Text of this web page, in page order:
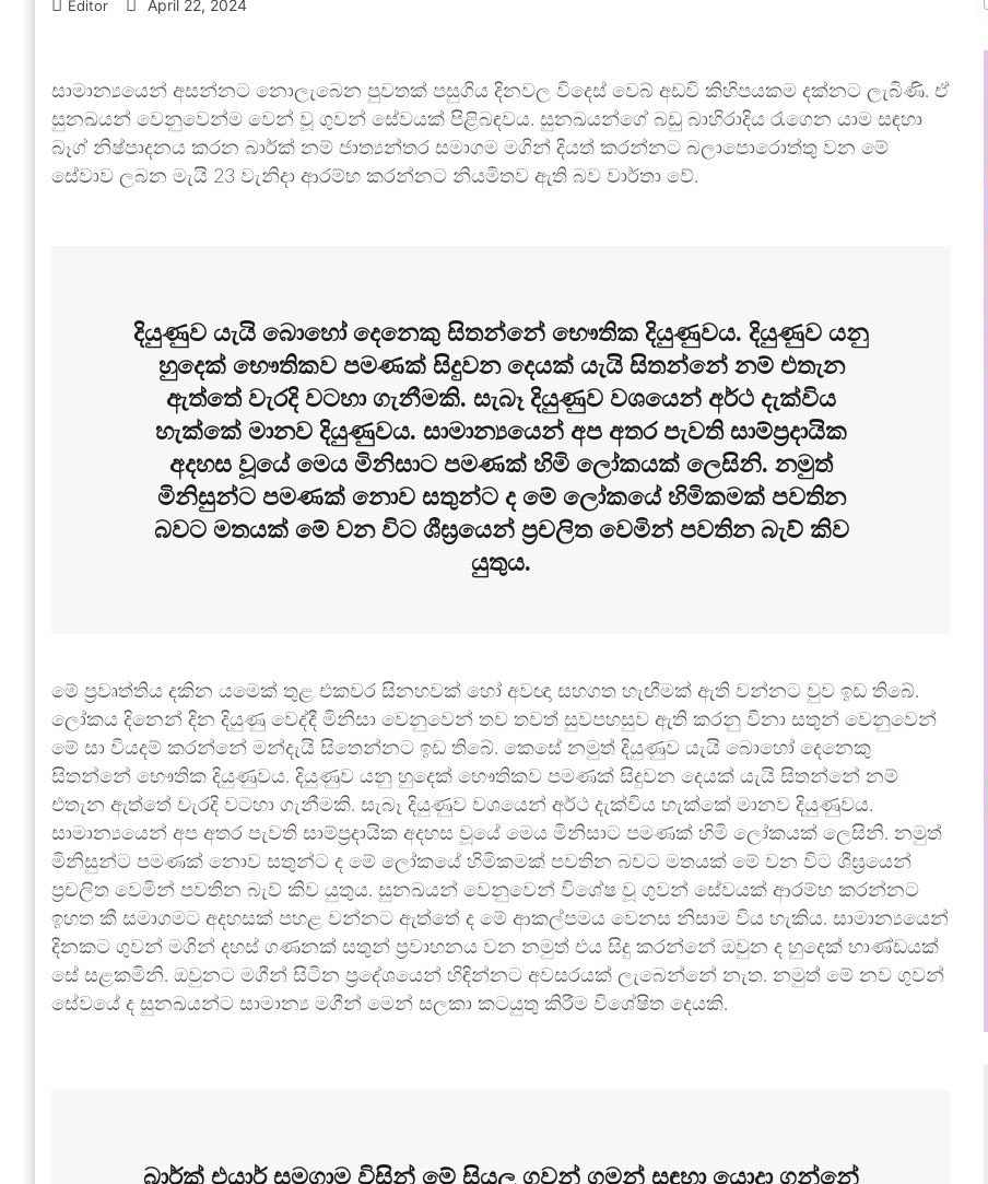
Editor April 22, 2024
සාමාන්‍යයෙන් අසන්නට නොලැබෙන පුවතක් පසුගිය දිනවල විදෙස් වෙබ් අඩවි කිහිපයකම දක්නට ලැබිණි. ඒ
සුනඛයන් වෙනුවෙන්ම වෙන් වූ ගුවන් සේවයක් පිළිබඳවය. සුනඛයන්ගේ බඩු බාහිරාදිය රැගෙන යාම සඳහා
බෑග් නිෂ්පාදනය කරන බාර්ක් නම් ජාත්‍යන්තර සමාගම මගින් දියත් කරන්නට බලාපොරොත්තු වන මේ
සේවාව ලබන මැයි 23 වැනිදා ආරම්භ කරන්නට නියමිතව ඇති බව වාර්තා වේ.
දියුණුව යැයි බොහෝ දෙනෙකු සිතන්නේ භෞතික දියුණුවය. දියුණුව යනු
හුදෙක් භෞතිකව පමණක් සිදුවන දෙයක් යැයි සිතන්නේ නම් එතැන
ඇත්තේ වැරදි වටහා ගැනීමකි. සැබෑ දියුණුව වශයෙන් අර්ථ දැක්විය
හැක්කේ මානව දියුණුවය. සාමාන්‍යයෙන් අප අතර පැවති සාම්ප්‍රදායික
අදහස වූයේ මෙය මිනිසාට පමණක් හිමි ලෝකයක් ලෙසිනි. නමුත්
මිනිසුන්ට පමණක් නොව සතුන්ට ද මේ ලෝකයේ හිමිකමක් පවතින
බවට මතයක් මේ වන විට ශීඝ්‍රයෙන් ප්‍රචලිත වෙමින් පවතින බැව් කිව
යුතුය.
මේ ප්‍රවෘත්තිය දකින යමෙක් තුළ එකවර සිනහවක් හෝ අවඥා සහගත හැඟීමක් ඇති වන්නට වුව ඉඩ තිබේ.
ලෝකය දිනෙන් දින දියුණු වෙද්දී මිනිසා වෙනුවෙන් තව තවත් සුවපහසුව ඇති කරනු විනා සතුන් වෙනුවෙන්
මේ සා වියදම් කරන්නේ මන්දැයි සිතෙන්නට ඉඩ තිබේ. කෙසේ නමුත් දියුණුව යැයි බොහෝ දෙනෙකු
සිතන්නේ භෞතික දියුණුවය. දියුණුව යනු හුදෙක් භෞතිකව පමණක් සිදුවන දෙයක් යැයි සිතන්නේ නම්
එතැන ඇත්තේ වැරදි වටහා ගැනීමකි. සැබෑ දියුණුව වශයෙන් අර්ථ දැක්විය හැක්කේ මානව දියුණුවය.
සාමාන්‍යයෙන් අප අතර පැවති සාම්ප්‍රදායික අදහස වූයේ මෙය මිනිසාට පමණක් හිමි ලෝකයක් ලෙසිනි. නමුත්
මිනිසුන්ට පමණක් නොව සතුන්ට ද මේ ලෝකයේ හිමිකමක් පවතින බවට මතයක් මේ වන විට ශීඝ්‍රයෙන්
ප්‍රචලිත වෙමින් පවතින බැව් කිව යුතුය. සුනඛයන් වෙනුවෙන් විශේෂ වූ ගුවන් සේවයක් ආරම්භ කරන්නට
ඉහත කී සමාගමට අදහසක් පහළ වන්නට ඇත්තේ ද මේ ආකල්පමය වෙනස නිසාම විය හැකිය. සාමාන්‍යයෙන්
දිනකට ගුවන් මගින් දහස් ගණනක් සතුන් ප්‍රවාහනය වන නමුත් එය සිදු කරන්නේ ඔවුන ද හුදෙක් භාණ්ඩයක්
සේ සළකමිනි. ඔවුනට මගීන් සිටින ප්‍රදේශයෙන් හිඳින්නට අවසරයක් ලැබෙන්නේ නැත. නමුත් මේ නව ගුවන්
සේවයේ ද සුනඛයන්ට සාමාන්‍ය මගීන් මෙන් සලකා කටයුතු කිරීම විශේෂිත දෙයකි.
බාර්ක් එයාර් සමගාම විසින් මේ සියලු ගුවන් ගමන් සඳහා යොදා ගන්නේ